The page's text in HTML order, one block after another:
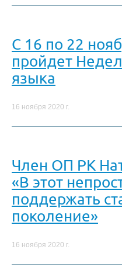
С 16 по 22
пройдет
языка
16 ноября 2020 г.
Член ОП РК
«В этот
поддержать
поколение»
16 ноября 2020 г.